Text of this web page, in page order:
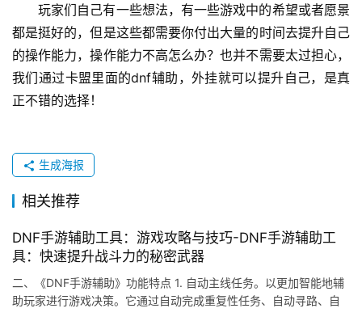
玩家们自己有一些想法，有一些游戏中的希望或者愿景
都是挺好的，但是这些都需要你付出大量的时间去提升自己
的操作能力，操作能力不高怎么办？也并不需要太过担心，
我们通过卡盟里面的dnf辅助，外挂就可以提升自己，是真
正不错的选择！
生成海报
相关推荐
DNF手游辅助工具：游戏攻略与技巧-DNF手游辅助工
具：快速提升战斗力的秘密武器
二、《DNF手游辅助》功能特点 1. 自动主线任务。以更加智能地辅
助玩家进行游戏决策。它通过自动完成重复性任务、自动寻路、自